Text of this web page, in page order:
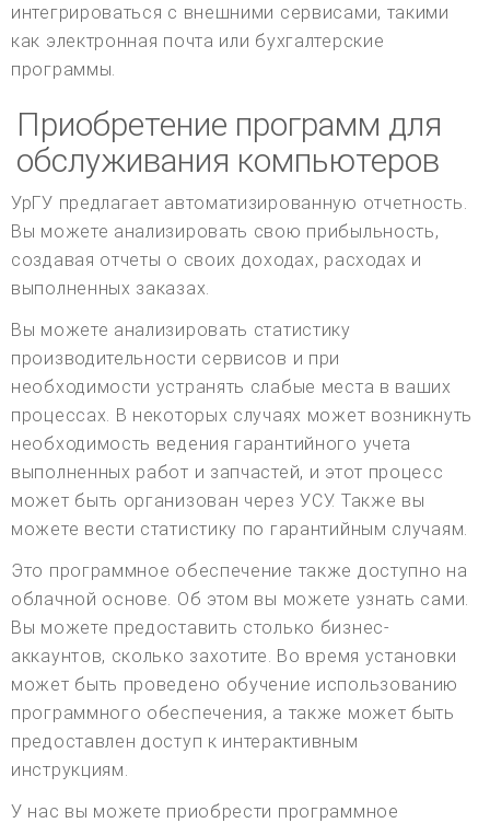
интегрироваться с внешними сервисами, такими
как электронная почта или бухгалтерские
программы.
Приобретение программ для
обслуживания компьютеров
УрГУ предлагает автоматизированную отчетность.
Вы можете анализировать свою прибыльность,
создавая отчеты о своих доходах, расходах и
выполненных заказах.
Вы можете анализировать статистику
производительности сервисов и при
необходимости устранять слабые места в ваших
процессах. В некоторых случаях может возникнуть
необходимость ведения гарантийного учета
выполненных работ и запчастей, и этот процесс
может быть организован через УСУ. Также вы
можете вести статистику по гарантийным случаям.
Это программное обеспечение также доступно на
облачной основе. Об этом вы можете узнать сами.
Вы можете предоставить столько бизнес-
аккаунтов, сколько захотите. Во время установки
может быть проведено обучение использованию
программного обеспечения, а также может быть
предоставлен доступ к интерактивным
инструкциям.
У нас вы можете приобрести программное